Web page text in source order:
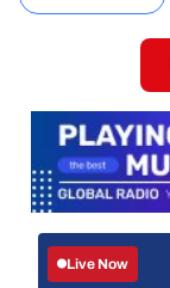
Live Now